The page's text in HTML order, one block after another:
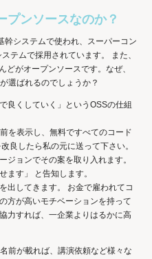
プンソースなのか？
システムで使われ、スーパーコン
テムで採用されています。 また、
どがオープンソースです。なぜ、
選ばれるのでしょうか？
良くしていく」というOSSの仕組
を表示し、無料ですべてのコード
良したら私の元に送って下さい。
ジョンでその案を取り入れます。
ます」 と告知します。
出してきます。 お金で雇われてコ
方が高いモチベーションを持って
力すれば、一企業よりはるかに高
前が載れば、講演依頼など様々な